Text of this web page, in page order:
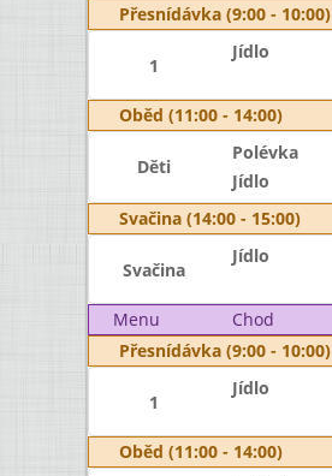
Přesnídávka (9:00 - 10:00)
1
Jídlo
Oběd (11:00 - 14:00)
Děti
Polévka
Jídlo
Svačina (14:00 - 15:00)
Svačina
Jídlo
Menu Chod
Přesnídávka (9:00 - 10:00)
1
Jídlo
Oběd (11:00 - 14:00)